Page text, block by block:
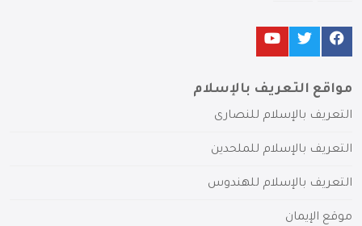
مواقع التعريف بالإسلام
التعريف بالإسلام للنصارى
التعريف بالإسلام للملحدين
التعريف بالإسلام للهندوس
موقع الإيمان